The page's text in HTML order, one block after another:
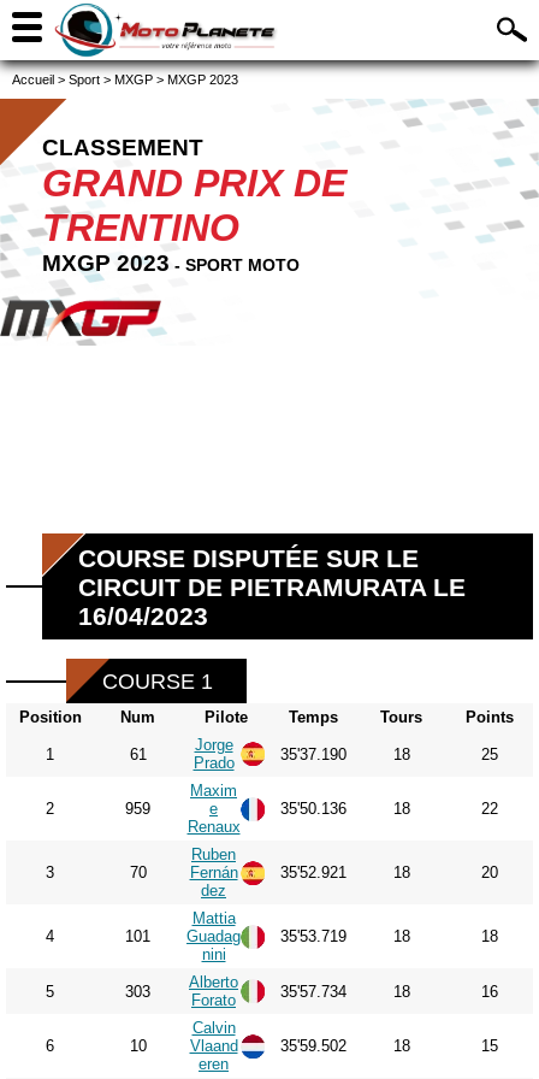
Accueil > Sport > MXGP > MXGP 2023
CLASSEMENT
GRAND PRIX DE
TRENTINO
MXGP 2023 - SPORT MOTO
COURSE DISPUTÉE SUR LE
CIRCUIT DE PIETRAMURATA LE
16/04/2023
COURSE 1
Position Num Pilote Temps Tours Points
1 61
Jorge
Prado
35'37.190 18 25
2 959
Maxim
e
Renaux
35'50.136 18 22
3 70
Ruben
Fernán
dez
35'52.921 18 20
4 101
Mattia
Guadag
nini
35'53.719 18 18
5 303
Alberto
Forato
35'57.734 18 16
6 10
Calvin
Vlaand
eren
35'59.502 18 15